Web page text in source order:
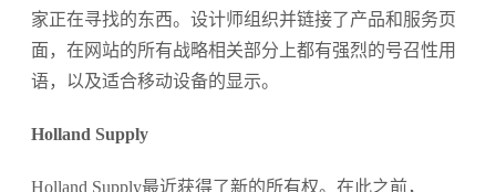
家正在寻找的东西。设计师组织并链接了产品和服务页
面，在网站的所有战略相关部分上都有强烈的号召性用
语，以及适合移动设备的显示。
Holland Supply
Holland Supply最近获得了新的所有权。在此之前，